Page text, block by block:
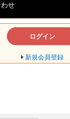
せ
ログイン
新規会員登録